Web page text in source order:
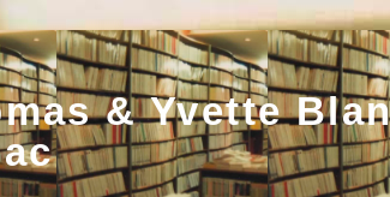
& Yvette